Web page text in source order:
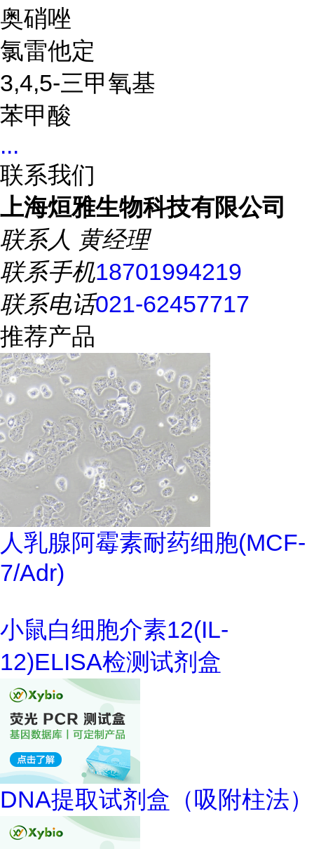
奥硝唑
氯雷他定
3,4,5-三甲氧基
苯甲酸
...
联系我们
上海烜雅生物科技有限公司
联系人 黄经理
联系手机18701994219
联系电话021-62457717
推荐产品
人乳腺阿霉素耐药细胞(MCF-
7/Adr)
小鼠白细胞介素12(IL-
12)ELISA检测试剂盒
DNA提取试剂盒（吸附柱法）